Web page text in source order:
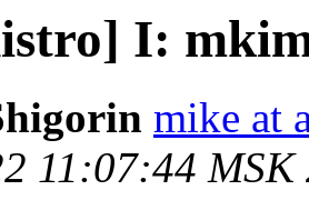
I:
mike at
11:07:44 MSK